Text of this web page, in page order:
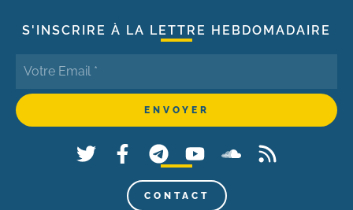
S'INSCRIRE À LA LETTRE HEBDOMADAIRE
CONTACT